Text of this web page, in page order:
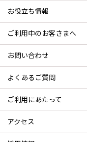
お役立ち情報
ご利用中のお客さまへ
お問い合わせ
よくあるご質問
ご利用にあたって
アクセス